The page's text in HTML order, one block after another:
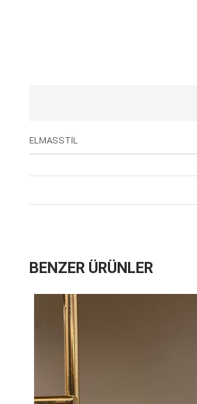
ELMASSTİL
BENZER ÜRÜNLER